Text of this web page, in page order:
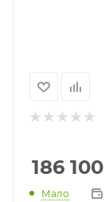
186 100
Мало